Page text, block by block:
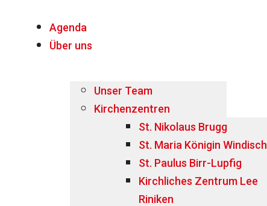
Agenda
Über uns
Unser Team
Kirchenzentren
St. Nikolaus Brugg
St. Maria Königin Windisch
St. Paulus Birr-Lupfig
Kirchliches Zentrum Lee
Riniken